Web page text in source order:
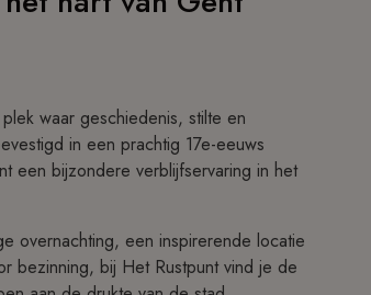
waar geschiedenis, stilte en
in een prachtig 17e-eeuws
een bijzondere verblijfservaring in het
overnachting, een inspirerende locatie
bezinning, bij Het Rustpunt vind je de